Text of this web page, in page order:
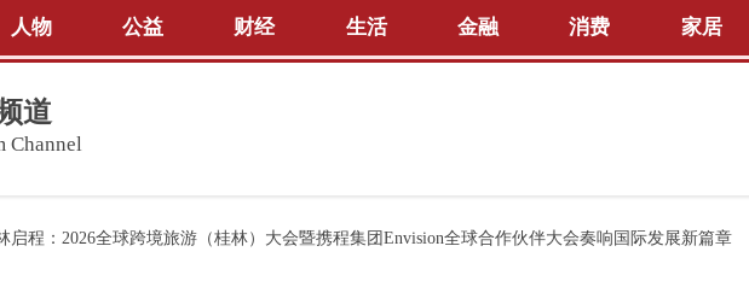
人物 公益 财经 生活 金融 消费 家居
道
Channel
启程：2026全球跨境旅游（桂林）大会暨携程集团Envision全球合作伙伴大会奏响国际发展新篇章